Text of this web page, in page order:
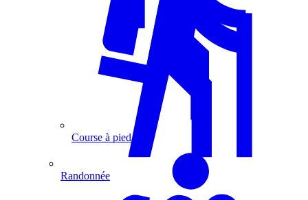
Course à pied
Randonnée